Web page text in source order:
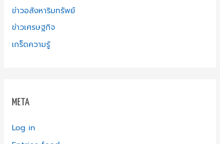
ข่าวอสังหาริมทรัพย์
ข่าวเศรษฐกิจ
เกร็ดความรู้
META
Log in